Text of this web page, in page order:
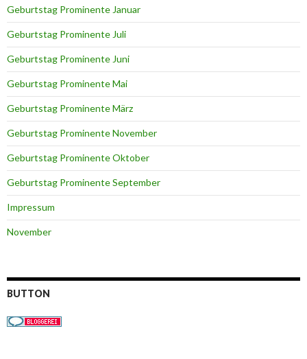
Geburtstag Prominente Januar
Geburtstag Prominente Juli
Geburtstag Prominente Juni
Geburtstag Prominente Mai
Geburtstag Prominente März
Geburtstag Prominente November
Geburtstag Prominente Oktober
Geburtstag Prominente September
Impressum
November
BUTTON